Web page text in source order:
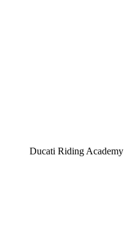
Ducati Riding Academy